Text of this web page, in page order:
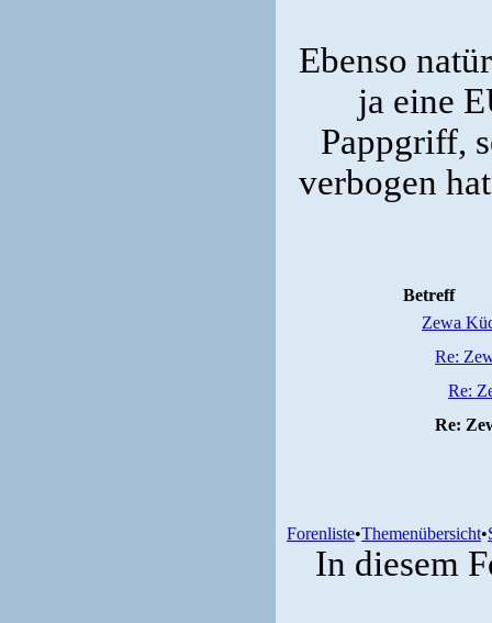
Ebenso
ja eine
Pappgriff,
verbogen
Betreff
Zewa
Re:
Re:
Re:
Forenliste•Themenübersicht•
In diesem